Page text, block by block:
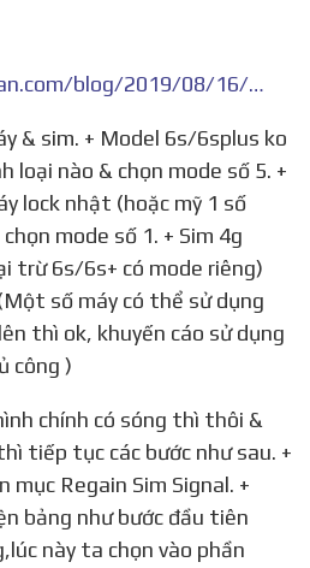
https://xocuapichan.com/blog/2019/08/16/huong-dan-kich-hoat-sim-ghep/
loại nào & chọn mode số 5. +
lock nhật (hoặc mỹ 1 số
mode số 1. + Sim 4g
trừ 6s/6s+ có mode riêng)
số máy có thể sử dụng
thì ok, khuyến cáo sử dụng
công )
tiếp tục các bước như sau. +
mục Regain Sim Signal. +
bảng như bước đầu tiên
này ta chọn vào phần